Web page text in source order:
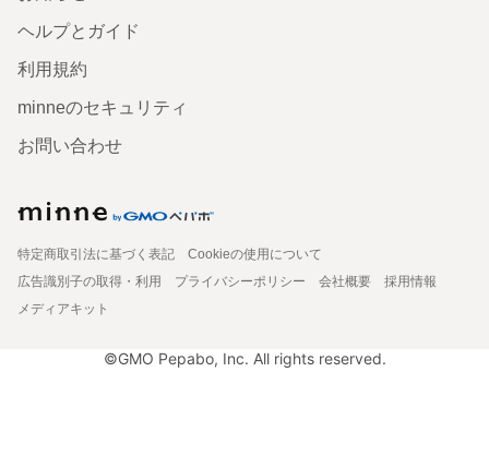
ヘルプとガイド
利用規約
minneのセキュリティ
お問い合わせ
特定商取引法に基づく表記
Cookieの使用について
広告識別子の取得・利用
プライバシーポリシー 会社概要
採用情報
メディアキット
©GMO Pepabo, Inc. All rights reserved.